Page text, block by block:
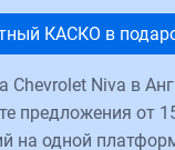
КАСКО в
Niva в
предложения от
на одной